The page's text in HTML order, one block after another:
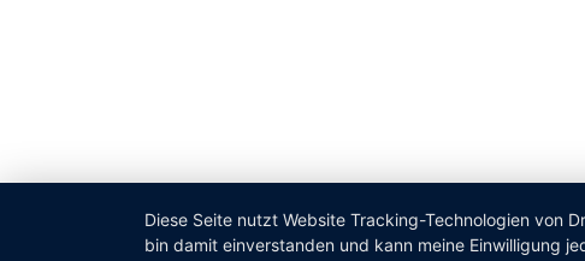
Diese Seite nutzt Website Tracking-Technologien von
bin damit einverstanden und kann meine Einwilligung